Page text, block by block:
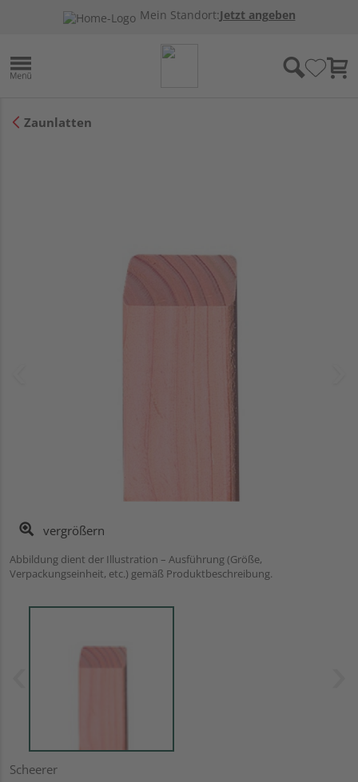
Mein Standort:Jetzt angeben
Zaunlatten
vergrößern
Abbildung dient der Illustration – Ausführung (Größe,
Verpackungseinheit, etc.) gemäß Produktbeschreibung.
Scheerer